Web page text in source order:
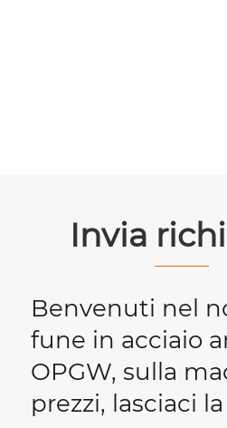
Invia
Benvenuti nel
fune in acciaio
OPGW, sulla
prezzi, lasciaci